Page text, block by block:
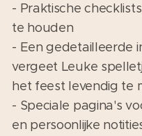
- Praktische
te houden
- Een gedetailleerde
vergeet Leuke
het feest levendig te
- Speciale pagina's
en persoonlijke